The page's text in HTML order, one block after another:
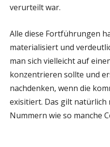
verurteilt war.
Alle diese Fortführungen
materialisiert und
man sich vielleicht auf
konzentrieren sollte und
nachdenken, wenn die
exisitiert. Das gilt natürlich
Nummern wie so manche